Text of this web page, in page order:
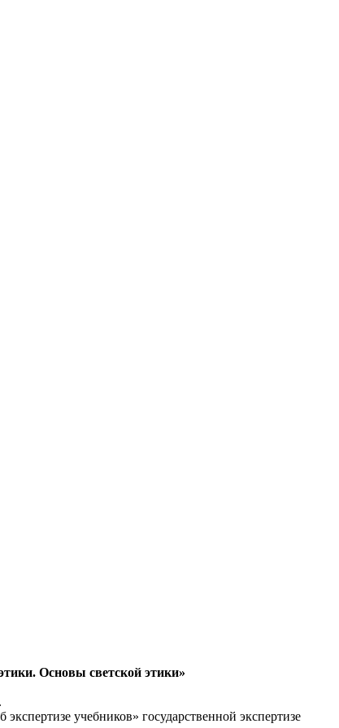
Основы светской этики»
учебников» государственной экспертизе